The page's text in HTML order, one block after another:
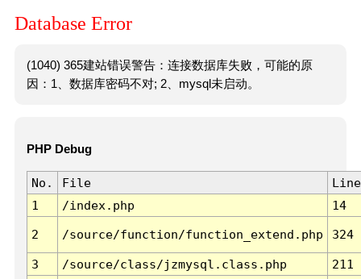
Database Error
(1040) 365建站错误警告：连接数据库失败，可能的原
因：1、数据库密码不对; 2、mysql未启动。
PHP Debug
No. File
Line
1
/index.php 14
2 /source/function/function_extend.php 324
3 /source/class/jzmysql.class.php
211